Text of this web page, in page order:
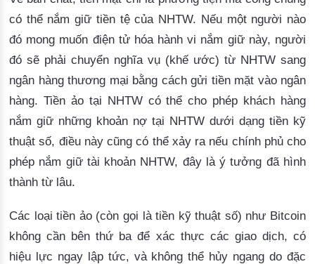
có thể nắm giữ tiền tệ của NHTW. Nếu một người nào
đó mong muốn điện tử hóa hành vi nắm giữ này, người
đó sẽ phải chuyển nghĩa vụ (khế ước) từ NHTW sang
ngân hàng thương mại bằng cách gửi tiền mặt vào ngân
hàng. Tiền ảo tại NHTW có thể cho phép khách hàng
nắm giữ những khoản nợ tại NHTW dưới dạng tiền kỹ
thuật số, điều này cũng có thể xảy ra nếu chính phủ cho
phép nắm giữ tài khoản NHTW, đây là ý tưởng đã hình
thành từ lâu.
Các loại tiền ảo (còn gọi là tiền kỹ thuật số) như Bitcoin
không cần bên thứ ba để xác thực các giao dịch, có
hiệu lực ngay lập tức, và không thể hủy ngang do đặc